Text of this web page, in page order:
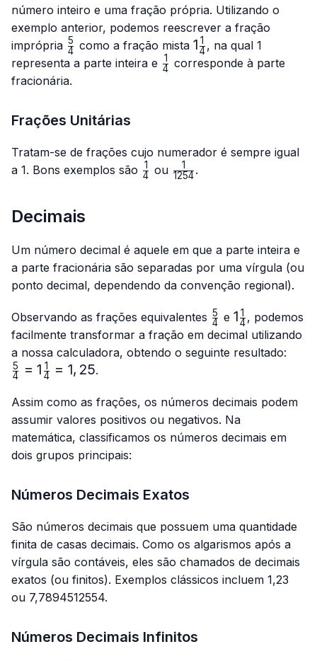
número inteiro e uma fração própria. Utilizando o
exemplo anterior, podemos reescrever a fração
imprópria \frac{5}
{4}
4
5 como a fração mista 1\frac{1}
{4}
14
1 , na qual 1
representa a parte inteira e \frac{1}
4
1
corresponde à parte
fracionária.
Frações Unitárias
Tratam-se de frações cujo numerador é sempre igual
a 1. Bons exemplos são \frac{1}
4
1 ou \frac{1}
1254
1 .
Decimais
Um número decimal é aquele em que a parte inteira e
a parte fracionária são separadas por uma vírgula (ou
ponto decimal, dependendo da convenção regional).
Observando as frações equivalentes \frac{5}
{4}
4
5 e 1\frac{1}
{4}
14
1 , podemos
facilmente transformar a fração em decimal utilizando
a nossa calculadora, obtendo o seguinte resultado:
4
5 = 1 4
1 = 1, 25.
Assim como as frações, os números decimais podem
assumir valores positivos ou negativos. Na
matemática, classificamos os números decimais em
dois grupos principais:
Números Decimais Exatos
São números decimais que possuem uma quantidade
finita de casas decimais. Como os algarismos após a
vírgula são contáveis, eles são chamados de decimais
exatos (ou finitos). Exemplos clássicos incluem 1,23
ou 7,7894512554.
Números Decimais Infinitos